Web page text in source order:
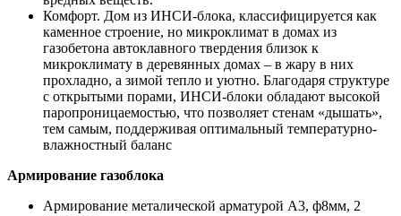
Комфорт. Дом из ИНСИ-блока, классифицируется как
каменное строение, но микроклимат в домах из
газобетона автоклавного твердения близок к
микроклимату в деревянных домах – в жару в них
прохладно, а зимой тепло и уютно. Благодаря структуре
с открытыми порами, ИНСИ-блоки обладают высокой
паропроницаемостью, что позволяет стенам «дышать»,
тем самым, поддерживая оптимальный температурно-
влажностный баланс
Армирование газоблока
Армирование металической арматурой А3, ф8мм, 2